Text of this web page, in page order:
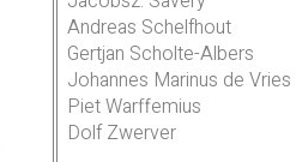
Andreas Schelfhout
Gertjan Scholte-Albers
Johannes Marinus de Vries
Piet Warffemius
Dolf Zwerver